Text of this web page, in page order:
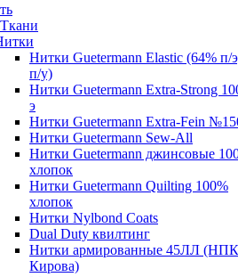
Нитки Guetermann Elastic (64% п/
п/у)
Нитки Guetermann Extra-Strong
э
Нитки Guetermann Extra-Fein
Нитки Guetermann Sew-All
Нитки Guetermann джинсовые
хлопок
Нитки Guetermann Quilting 100%
хлопок
Нитки Nylbond Coats
Dual Duty квилтинг
Нитки армированные 45ЛЛ
Кирова)